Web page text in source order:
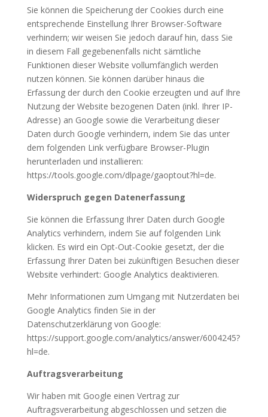
Sie können die Speicherung der Cookies durch eine
entsprechende Einstellung Ihrer Browser-Software
verhindern; wir weisen Sie jedoch darauf hin, dass Sie
in diesem Fall gegebenenfalls nicht sämtliche
Funktionen dieser Website vollumfänglich werden
nutzen können. Sie können darüber hinaus die
Erfassung der durch den Cookie erzeugten und auf Ihre
Nutzung der Website bezogenen Daten (inkl. Ihrer IP-
Adresse) an Google sowie die Verarbeitung dieser
Daten durch Google verhindern, indem Sie das unter
dem folgenden Link verfügbare Browser-Plugin
herunterladen und installieren:
https://tools.google.com/dlpage/gaoptout?hl=de.
Widerspruch gegen Datenerfassung
Sie können die Erfassung Ihrer Daten durch Google
Analytics verhindern, indem Sie auf folgenden Link
klicken. Es wird ein Opt-Out-Cookie gesetzt, der die
Erfassung Ihrer Daten bei zukünftigen Besuchen dieser
Website verhindert: Google Analytics deaktivieren.
Mehr Informationen zum Umgang mit Nutzerdaten bei
Google Analytics finden Sie in der
Datenschutzerklärung von Google:
https://support.google.com/analytics/answer/6004245?
hl=de.
Auftragsverarbeitung
Wir haben mit Google einen Vertrag zur
Auftragsverarbeitung abgeschlossen und setzen die